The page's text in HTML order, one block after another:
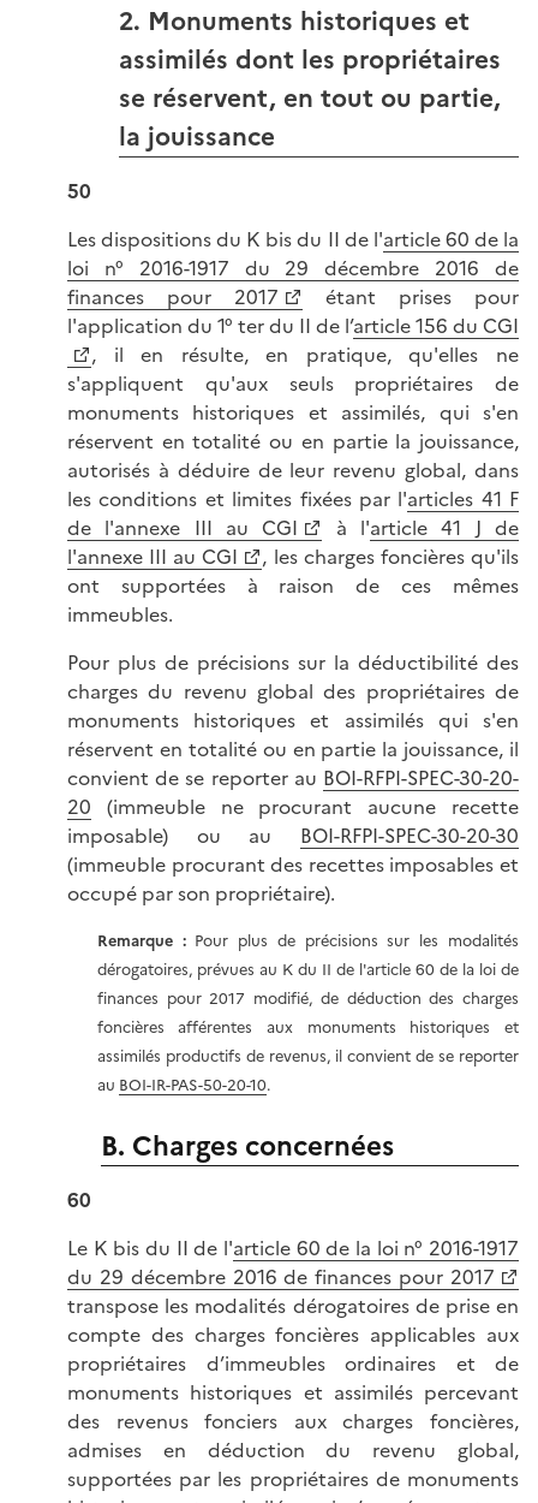
2. Monuments historiques et
assimilés dont les propriétaires
se réservent, en tout ou partie,
la jouissance
50
Les dispositions du K bis du II de l'article 60 de la
loi n° 2016-1917 du 29 décembre 2016 de
finances pour 2017
étant prises pour
l'application du 1° ter du II de l’article 156 du CGI
, il en résulte, en pratique, qu'elles ne
s'appliquent qu'aux seuls propriétaires de
monuments historiques et assimilés, qui s'en
réservent en totalité ou en partie la jouissance,
autorisés à déduire de leur revenu global, dans
les conditions et limites fixées par l'articles 41 F
de l'annexe III au CGI
à l'article 41 J de
l'annexe III au CGI
, les charges foncières qu'ils
ont supportées à raison de ces mêmes
immeubles.
Pour plus de précisions sur la déductibilité des
charges du revenu global des propriétaires de
monuments historiques et assimilés qui s'en
réservent en totalité ou en partie la jouissance, il
convient de se reporter au BOI-RFPI-SPEC-30-20-
20 (immeuble ne procurant aucune recette
imposable) ou au BOI-RFPI-SPEC-30-20-30
(immeuble procurant des recettes imposables et
occupé par son propriétaire).
Remarque :Pour plus de précisions sur les modalités
dérogatoires, prévues au K du II de l'article 60 de la loi de
finances pour 2017 modifié, de déduction des charges
foncières afférentes aux monuments historiques et
assimilés productifs de revenus, il convient de se reporter
au BOI-IR-PAS-50-20-10.
B. Charges concernées
60
Le K bis du II de l'article 60 de la loi n° 2016-1917
du 29 décembre 2016 de finances pour 2017
transpose les modalités dérogatoires de prise en
compte des charges foncières applicables aux
propriétaires d’immeubles ordinaires et de
monuments historiques et assimilés percevant
des revenus fonciers aux charges foncières,
admises en déduction du revenu global,
supportées par les propriétaires de monuments